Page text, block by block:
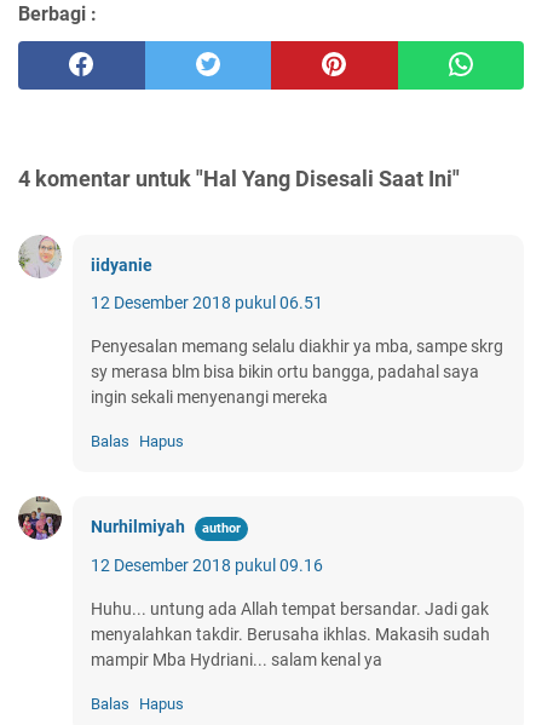
Berbagi :
4 komentar untuk "Hal Yang Disesali Saat Ini"
iidyanie
12 Desember 2018 pukul 06.51
Penyesalan memang selalu diakhir ya mba, sampe skrg
sy merasa blm bisa bikin ortu bangga, padahal saya
ingin sekali menyenangi mereka
Balas Hapus
Nurhilmiyah
12 Desember 2018 pukul 09.16
Huhu... untung ada Allah tempat bersandar. Jadi gak
menyalahkan takdir. Berusaha ikhlas. Makasih sudah
mampir Mba Hydriani... salam kenal ya
Balas Hapus